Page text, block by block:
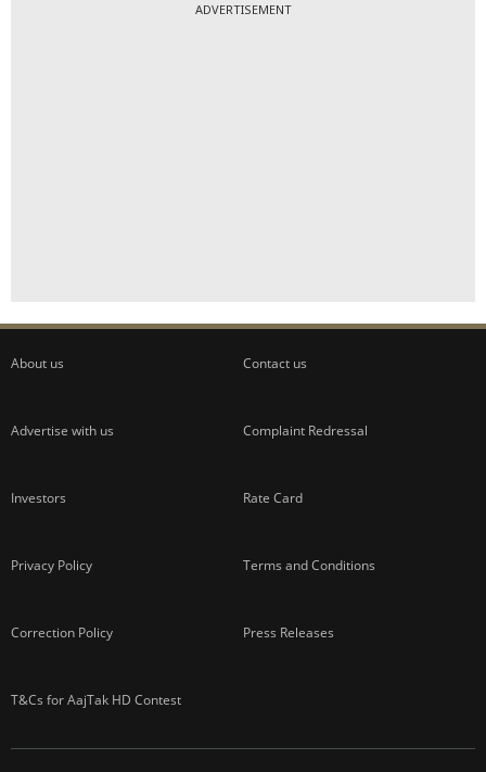
ADVERTISEMENT
About us Contact us
Advertise with us Complaint Redressal
Investors Rate Card
Privacy Policy Terms and Conditions
Correction Policy Press Releases
T&Cs for AajTak HD Contest